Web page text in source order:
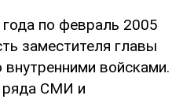
по февраль 2005
заместителя главы
войсками.
ряда СМИ и